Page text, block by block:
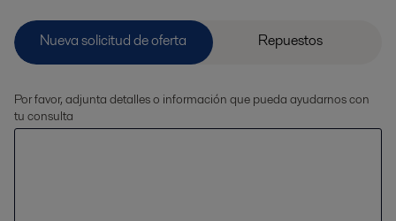
Por favor, adjunta detalles o información que pueda ayudarnos con
tu consulta